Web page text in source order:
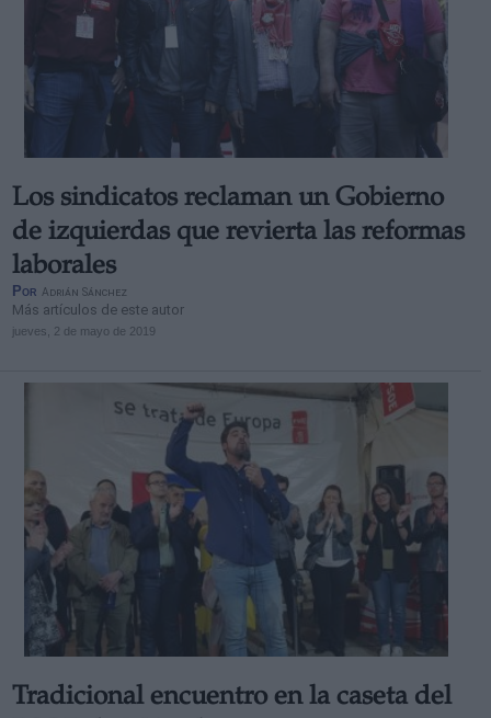
Los sindicatos reclaman un Gobierno
de izquierdas que revierta las reformas
laborales
Por Adrián Sánchez
Más artículos de este autor
jueves, 2 de mayo de 2019
Tradicional encuentro en la caseta del